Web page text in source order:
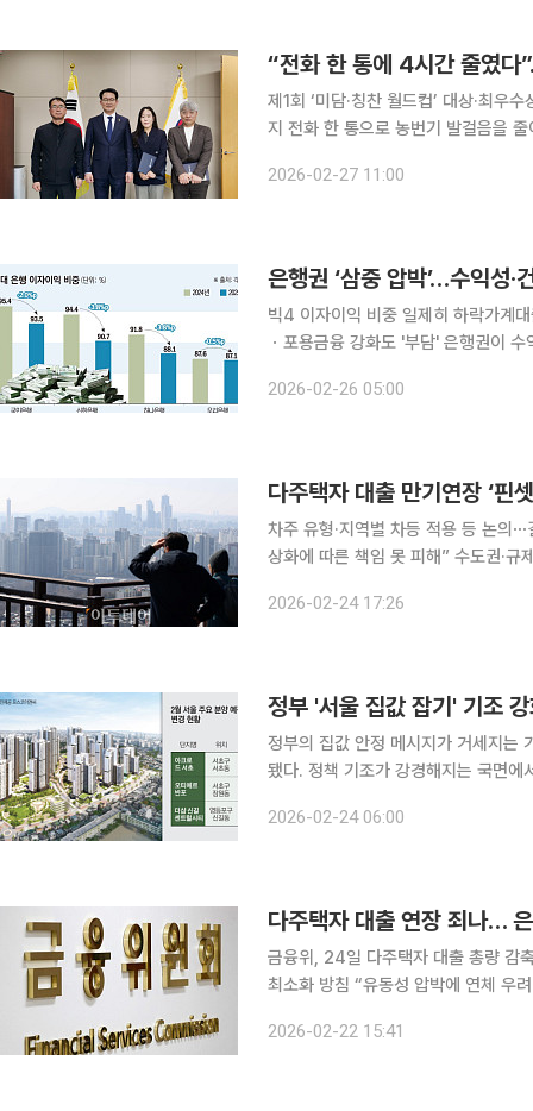
“전화 한 통에 4시간 줄였다
제1회 ‘미담·칭찬 월드컵’ 대상·최우
지 전화 한 통으로 농번기 발걸음을 줄이고, 가축분뇨를 발전 연료로 바꾸며, 심야 현장에서 생명을
장을 바꾼 사례들이 공식 포상으로 이
2026-02-27 11:00
은행권 ‘삼중 압박’…수익성·
빅4 이자이익 비중 일제히 하락가계
ㆍ포용금융 강화도 '부담' 은행권이 수익성·건전성·공공성이라는 세 갈래 압박에 동시에 직면했다.
다. 연체율도 10년만에 최고 수준으
2026-02-26 05:00
다주택자 대출 만기연장 ‘핀
차주 유형·지역별 차등 적용 등 논의
상화에 따른 책임 못 피해” 수도권·규제지역 내 아파트를 보유한 다주택자들의 대출 만기 연장을 원
행을 비판하는 가운데 금융당국도 규
2026-02-24 17:26
정부 '서울 집값 잡기' 기조
정부의 집값 안정 메시지가 거세지는
됐다. 정책 기조가 강경해지는 국면에
2026-02-24 06:00
다주택자 대출 연장 죄나…
금융위, 24일 다주택자 대출 총량 감
최소화 방침 “유동성 압박에 연체 우려⋯전·월세 시장
총량 관리 취지에는 공감하지만 적용
2026-02-22 15:41